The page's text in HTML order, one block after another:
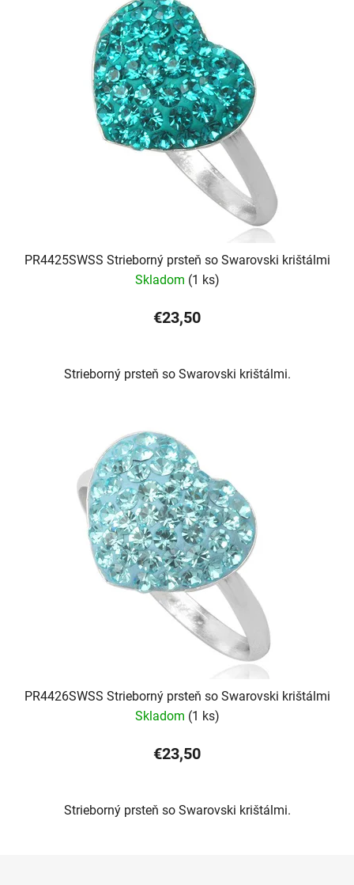
PR4425SWSS Strieborný prsteň so Swarovski krištálmi
Skladom (1 ks)
€23,50
Strieborný prsteň so Swarovski krištálmi.
PR4426SWSS Strieborný prsteň so Swarovski krištálmi
Skladom (1 ks)
€23,50
Strieborný prsteň so Swarovski krištálmi.